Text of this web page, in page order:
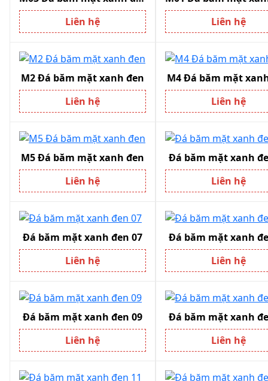
Liên hệ
Liên hệ
M2 Đá băm mặt xanh đen
Liên hệ
M4 Đá băm mặt
Liên hệ
M5 Đá băm mặt xanh đen
Liên hệ
Đá băm mặt xanh
Liên hệ
Đá băm mặt xanh đen 07
Liên hệ
Đá băm mặt xanh
Liên hệ
Đá băm mặt xanh đen 09
Liên hệ
Đá băm mặt xanh
Liên hệ